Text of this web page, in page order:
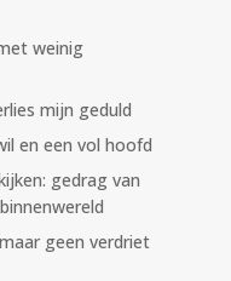
weinig
mijn geduld
en een vol hoofd
gedrag van
geen verdriet